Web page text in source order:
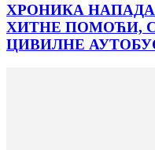
ХРОНИКА
ХИТНЕ ПОМОЋИ,
ЦИВИЛНЕ